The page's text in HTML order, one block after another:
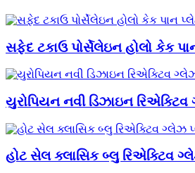
સફેદ ટકાઉ પોર્સેલેઇન હોલો કેક
યુરોપિયન નવી ડિઝાઇન
હોટ સેલ ક્લાસિક બ્લુ રિએક્ટિવ